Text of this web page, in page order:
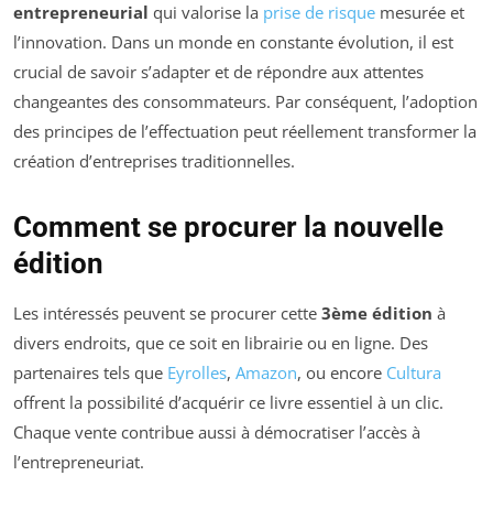
entrepreneurial qui valorise la prise de risque mesurée et
l’innovation. Dans un monde en constante évolution, il est
crucial de savoir s’adapter et de répondre aux attentes
changeantes des consommateurs. Par conséquent, l’adoption
des principes de l’effectuation peut réellement transformer la
création d’entreprises traditionnelles.
Comment se procurer la nouvelle
édition
Les intéressés peuvent se procurer cette 3ème édition à
divers endroits, que ce soit en librairie ou en ligne. Des
partenaires tels que Eyrolles, Amazon, ou encore Cultura
offrent la possibilité d’acquérir ce livre essentiel à un clic.
Chaque vente contribue aussi à démocratiser l’accès à
l’entrepreneuriat.